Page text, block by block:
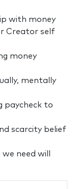
with money
Creator self
money
mentally
paycheck to
scarcity belief
need will